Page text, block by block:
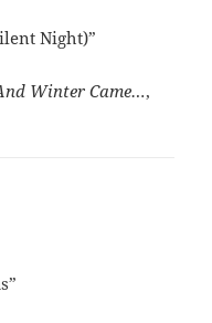
Night)”
Winter Came…,